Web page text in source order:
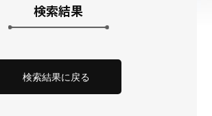
検索結果
検索結果に戻る